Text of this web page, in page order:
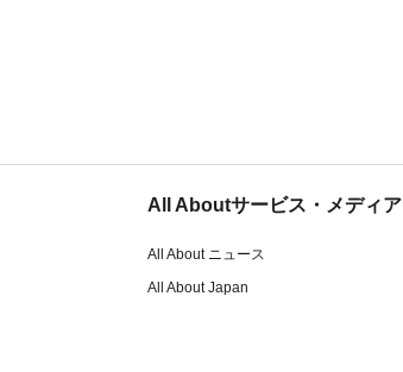
All Aboutサービス・メディア
All About ニュース
All About Japan